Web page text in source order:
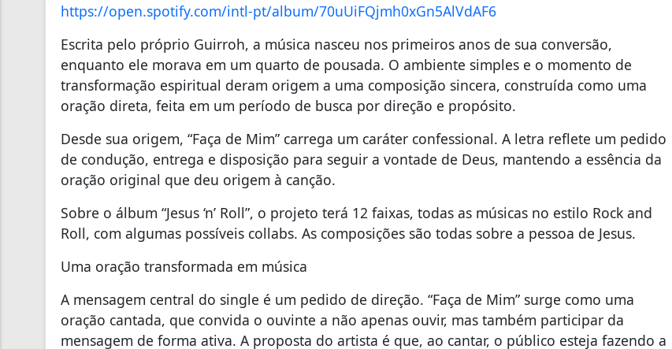
https://open.spotify.com/intl-pt/album/70uUiFQjmh0xGn5AlVdAF6
Escrita pelo próprio Guirroh, a música nasceu nos primeiros anos de sua conversão,
enquanto ele morava em um quarto de pousada. O ambiente simples e o momento de
transformação espiritual deram origem a uma composição sincera, construída como uma
oração direta, feita em um período de busca por direção e propósito.
Desde sua origem, “Faça de Mim” carrega um caráter confessional. A letra reflete um pedido
de condução, entrega e disposição para seguir a vontade de Deus, mantendo a essência da
oração original que deu origem à canção.
Sobre o álbum “Jesus ‘n’ Roll”, o projeto terá 12 faixas, todas as músicas no estilo Rock and
Roll, com algumas possíveis collabs. As composições são todas sobre a pessoa de Jesus.
Uma oração transformada em música
A mensagem central do single é um pedido de direção. “Faça de Mim” surge como uma
oração cantada, que convida o ouvinte a não apenas ouvir, mas também participar da
mensagem de forma ativa. A proposta do artista é que, ao cantar, o público esteja fazendo a